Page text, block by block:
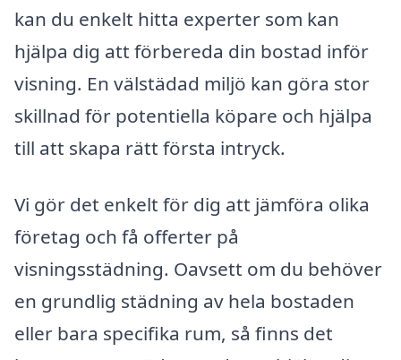
kan du enkelt hitta experter som kan
hjälpa dig att förbereda din bostad inför
visning. En välstädad miljö kan göra stor
skillnad för potentiella köpare och hjälpa
till att skapa rätt första intryck.
Vi gör det enkelt för dig att jämföra olika
företag och få offerter på
visningsstädning. Oavsett om du behöver
en grundlig städning av hela bostaden
eller bara specifika rum, så finns det